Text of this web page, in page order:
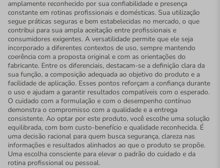
amplamente reconhecido por sua confiabilidade e presença
constante em rotinas profissionais e domésticas. Sua utilização
segue práticas seguras e bem estabelecidas no mercado, o que
contribui para sua ampla aceitação entre profissionais e
consumidores exigentes. A versatilidade permite que ele seja
incorporado a diferentes contextos de uso, sempre mantendo
coerência com a proposta original e com as orientações do
fabricante. Entre os diferenciais, destacam-se a definição clara da
sua função, a composição adequada ao objetivo do produto e a
facilidade de aplicação. Esses pontos reforçam a confiança durante
o uso e ajudam a garantir resultados compatíveis com o esperado.
O cuidado com a formulação e com o desempenho contínuo
demonstra o compromisso com a qualidade e a entrega
consistente. Ao optar por este produto, você escolhe uma solução
equilibrada, com bom custo-benefício e qualidade reconhecida. É
uma decisão racional para quem busca segurança, clareza nas
informações e resultados alinhados ao que o produto se propõe.
Uma escolha consciente para elevar o padrão do cuidado e da
rotina profissional ou pessoal.